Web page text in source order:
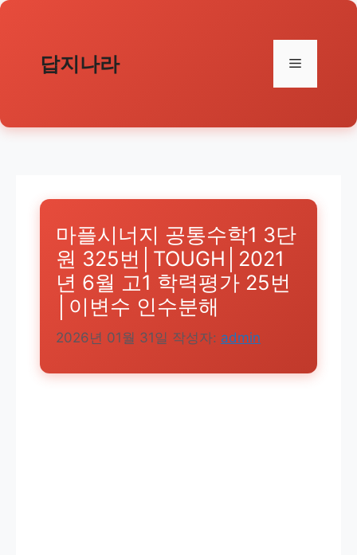
컨
너
답지나라 메
마플시너지 공통수학1 3단
원 325번│TOUGH│2021
년 6월 고1 학력평가 25번
│이변수 인수분해
2026년 01월 31일 작성자: admin